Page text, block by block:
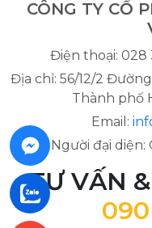
CÔNG TY CỔ
Điện thoại: 028
Địa chỉ: 56/12/2
Thành phố
Email:
Người đại
TƯ VẤN
090